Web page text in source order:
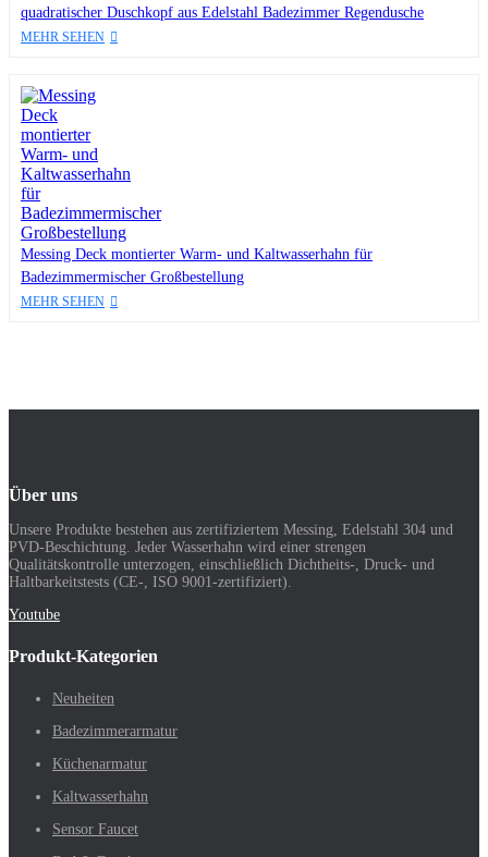
quadratischer Duschkopf aus Edelstahl Badezimmer Regendusche
MEHR SEHEN
Messing Deck montierter Warm- und Kaltwasserhahn für
Badezimmermischer Großbestellung
MEHR SEHEN
Über uns
Unsere Produkte bestehen aus zertifiziertem Messing, Edelstahl 304 und
PVD-Beschichtung. Jeder Wasserhahn wird einer strengen
Qualitätskontrolle unterzogen, einschließlich Dichtheits-, Druck- und
Haltbarkeitstests (CE-, ISO 9001-zertifiziert).
Youtube
Produkt-Kategorien
Neuheiten
Badezimmerarmatur
Küchenarmatur
Kaltwasserhahn
Sensor Faucet